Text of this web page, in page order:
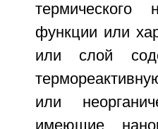
функции или
или слой
или
имеющие